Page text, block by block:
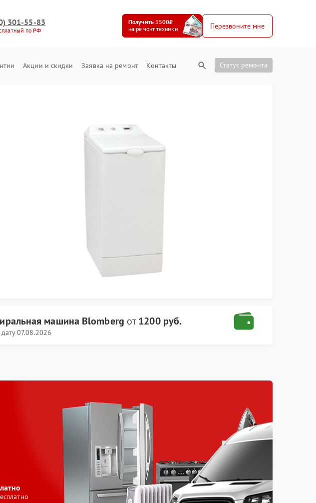
301-55-83
по РФ
Получить 1500₽
на ремонт техники
Перезвоните мне
Акции и скидки Заявка на ремонт Контакты Статус ремонта
машина Blomberg от1200 руб.
07.08.2026